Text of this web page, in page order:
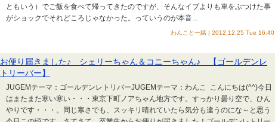
ともいう）でご飯を食べて帰ってきたのですが、そんなイブよりも車をぶつけた事
がショックでそれどころじゃなかった。っていうのが本音...
わんこと一緒 | 2012.12.25 Tue 16:40
お便り届きました♪ シェリーちゃん＆コニーちゃん♪ 【ゴールデンレ
トリーバー】
JUGEMテーマ：ゴールデンレトリバーJUGEMテーマ：わんこ こんにちは(^^)今日
はまたまた寒い寒い・・・東京下町ノアちゃん地方です。すっかり曇り空で、ひん
やりです・・・。同じ寒さでも、スッキリ晴れていたら気分も違うのにな～と思う